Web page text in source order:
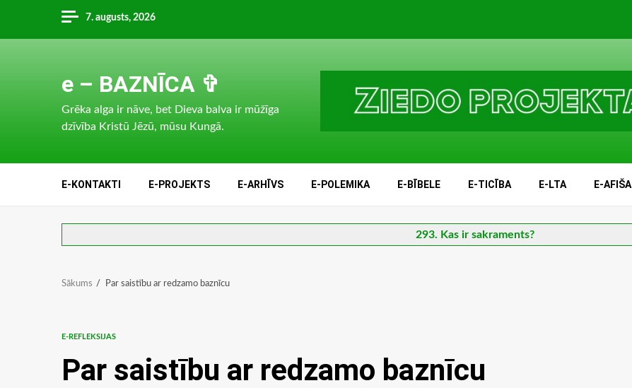
content
7. augusts, 2026
e – BAZNĪCA ✞
Grēka alga ir nāve, bet Dieva balva ir mūžīga
dzīvība Kristū Jēzū, mūsu Kungā.
E-KONTAKTI E-PROJEKTS E-ARHĪVS E-POLEMIKA E-BĪBELE E-TICĪBA E-LTA E-AFIŠA
293. Kas ir sakraments?
Sākums Par saistību ar redzamo baznīcu
E-REFLEKSIJAS
Par saistību ar redzamo baznīcu